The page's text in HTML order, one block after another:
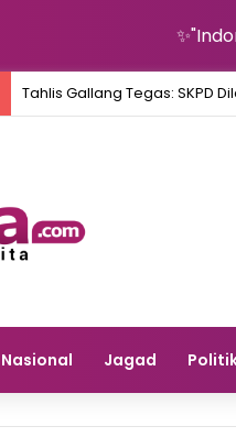
Tahlis Gallang Tegas: SKPD
Nasional Jagad